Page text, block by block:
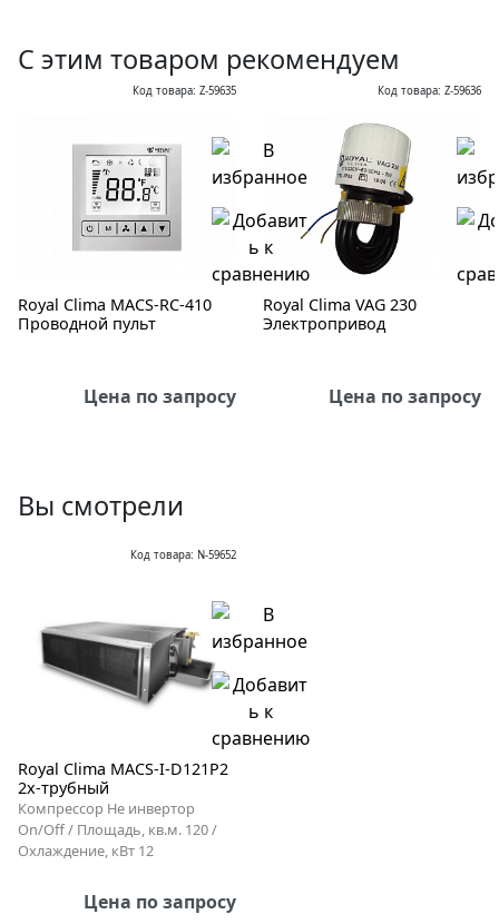
С этим товаром рекомендуем
Код товара: Z-59635
Royal Clima MACS-RC-410
Проводной пульт
Цена по запросу
Код товара: Z-59636
Royal Clima VAG 230
Электропривод
Цена по запросу
Вы смотрели
Код товара: N-59652
Royal Clima MACS-I-D121P2
2х-трубный
Компрессор Не инвертор
On/Off / Площадь, кв.м. 120 /
Охлаждение, кВт 12
Цена по запросу